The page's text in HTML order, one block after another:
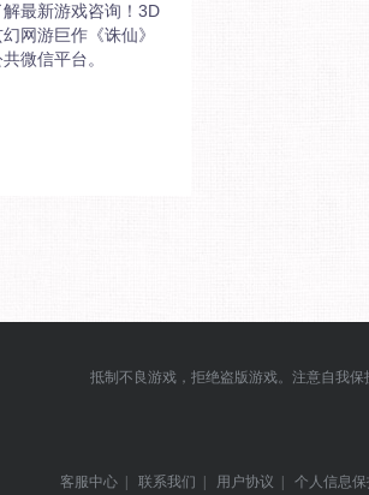
解最新游戏咨询！3D
网游巨作《诛仙》
微信平台。
抵制不良游戏，拒绝盗版游戏。注意自我
客服中心 | 联系我们 | 用户协议 |
个人信息